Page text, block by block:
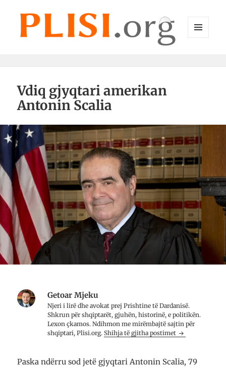
Vdiq gjyqtari amerikan
Antonin Scalia
Getoar Mjeku
Njeri i lirë dhe avo­kat prej Prish­tine të Dar­da­nisë.
Shkrun për shqip­tarët, gju­hën, histo­rinë, e poli­ti­kën.
Lexon çkamos. Ndih­mon me mirë­mbajtë saj­tin për
shqip­tari, Plisi.org.Shihja të gjitha postimet
Paska ndërru sod jetë gjyqtari Antonin Scalia, 79